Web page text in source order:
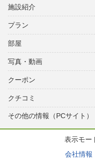
施設紹介
プラン
部屋
写真・動画
クーポン
クチコミ
その他の情報（PCサイト）
表示モー
会社情報